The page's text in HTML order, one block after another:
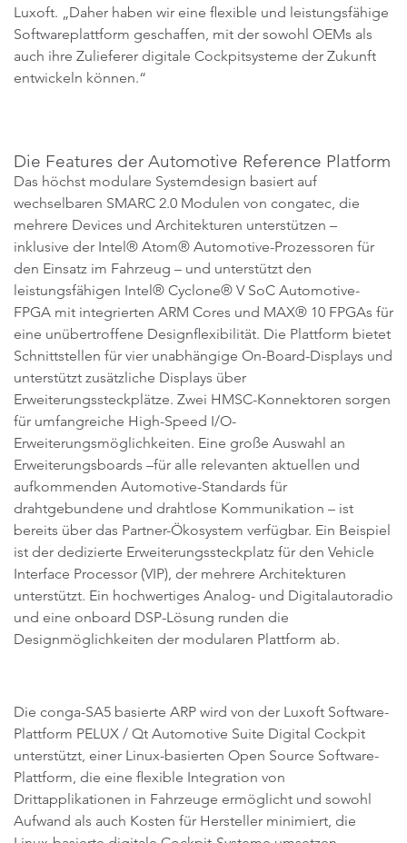
Luxoft. „Daher haben wir eine flexible und leistungsfähige
Softwareplattform geschaffen, mit der sowohl OEMs als
auch ihre Zulieferer digitale Cockpitsysteme der Zukunft
entwickeln können.“
Die Features der Automotive Reference Platform
Das höchst modulare Systemdesign basiert auf
wechselbaren SMARC 2.0 Modulen von congatec, die
mehrere Devices und Architekturen unterstützen –
inklusive der Intel® Atom® Automotive-Prozessoren für
den Einsatz im Fahrzeug – und unterstützt den
leistungsfähigen Intel® Cyclone® V SoC Automotive-
FPGA mit integrierten ARM Cores und MAX® 10 FPGAs für
eine unübertroffene Designflexibilität. Die Plattform bietet
Schnittstellen für vier unabhängige On-Board-Displays und
unterstützt zusätzliche Displays über
Erweiterungssteckplätze. Zwei HMSC-Konnektoren sorgen
für umfangreiche High-Speed I/O-
Erweiterungsmöglichkeiten. Eine große Auswahl an
Erweiterungsboards –für alle relevanten aktuellen und
aufkommenden Automotive-Standards für
drahtgebundene und drahtlose Kommunikation – ist
bereits über das Partner-Ökosystem verfügbar. Ein Beispiel
ist der dedizierte Erweiterungssteckplatz für den Vehicle
Interface Processor (VIP), der mehrere Architekturen
unterstützt. Ein hochwertiges Analog- und Digitalautoradio
und eine onboard DSP-Lösung runden die
Designmöglichkeiten der modularen Plattform ab.
Die conga-SA5 basierte ARP wird von der Luxoft Software-
Plattform PELUX / Qt Automotive Suite Digital Cockpit
unterstützt, einer Linux-basierten Open Source Software-
Plattform, die eine flexible Integration von
Drittapplikationen in Fahrzeuge ermöglicht und sowohl
Aufwand als auch Kosten für Hersteller minimiert, die